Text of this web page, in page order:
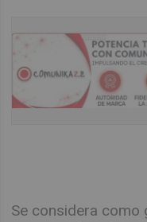
Se considera como